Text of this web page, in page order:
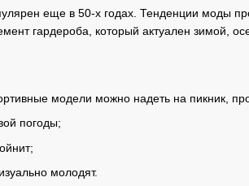
еще в 50-х годах. Тенденции моды
гардероба, который актуален
модели можно надеть на пикник,
погоды;
молодят.